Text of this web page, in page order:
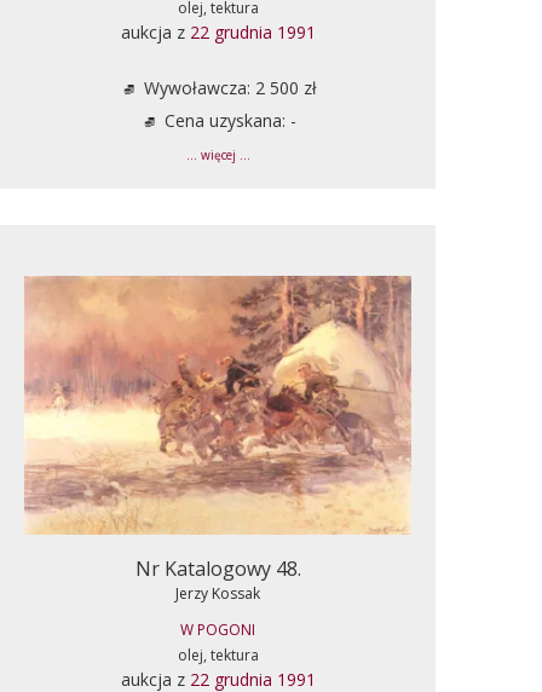
olej, tektura
aukcja z 22 grudnia 1991
Wywoławcza: 2 500 zł
Cena uzyskana: -
... więcej ...
Nr Katalogowy 48.
Jerzy Kossak
W POGONI
olej, tektura
aukcja z 22 grudnia 1991